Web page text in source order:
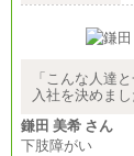
「こんな人達
入社を決めまし
鎌田 美希 さん
下肢障がい